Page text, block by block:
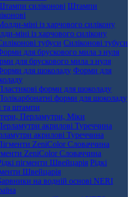
Штампи
міні із харчового силікону
Силіконові тубуси
для брускового мила з нуля
Форми для
форми для шоколаду
форми для шоколаду
Перламутри, Міки
акрилові Туреччина
ZeniColor Словаччина
Рідкі
Швейцарія